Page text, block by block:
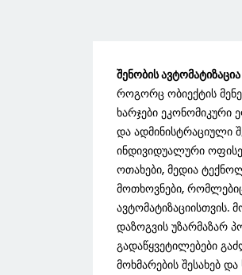
შენობის
როგორც ობიექტის
ხარჯები ეკონომიკური
და ადმინისტრაციული
ინდივიდუალური
ოთახები, მედია
მოთხოვნები,
ავტომატიზაციისთვის.
დაზოგვის უზარმაზარ
გადაწყვეტილებები
მოხმარების შესახებ